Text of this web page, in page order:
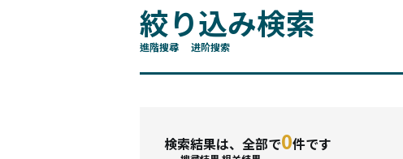
絞り込み検索
進階搜尋 进阶搜索
検索結果は、全部で0件です